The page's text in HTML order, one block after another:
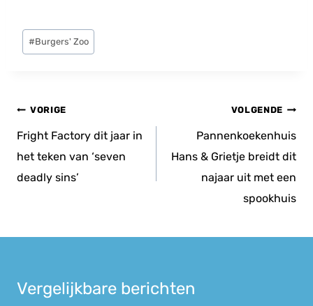
Bericht
tags:
#Burgers' Zoo
Bericht
navigatie
VORIGE
Fright Factory dit jaar in
het teken van ‘seven
deadly sins’
VOLGENDE
Pannenkoekenhuis
Hans & Grietje breidt dit
najaar uit met een
spookhuis
Vergelijkbare berichten